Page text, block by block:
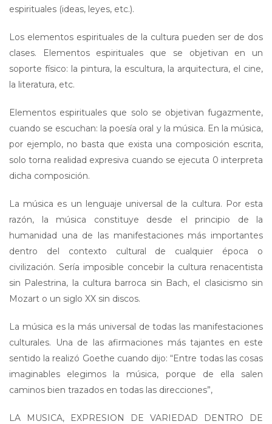
espirituales (ideas, leyes, etc.).
Los elementos espirituales de la cultura pueden ser de dos
clases. Elementos espirituales que se objetivan en un
soporte físico: la pintura, la escultura, la arquitectura, el cine,
la literatura, etc.
Elementos espirituales que solo se objetivan fugazmente,
cuando se escuchan: la poesía oral y la música. En la música,
por ejemplo, no basta que exista una composición escrita,
solo torna realidad expresiva cuando se ejecuta 0 interpreta
dicha composición.
La música es un lenguaje universal de la cultura. Por esta
razón, la música constituye desde el principio de la
humanidad una de las manifestaciones más importantes
dentro del contexto cultural de cualquier época o
civilización. Sería imposible concebir la cultura renacentista
sin Palestrina, la cultura barroca sin Bach, el clasicismo sin
Mozart o un siglo XX sin discos.
La música es la más universal de todas las manifestaciones
culturales. Una de las afirmaciones más tajantes en este
sentido la realizó Goethe cuando dijo: “Entre todas las cosas
imaginables elegimos la música, porque de ella salen
caminos bien trazados en todas las direcciones”,
LA MUSICA, EXPRESION DE VARIEDAD DENTRO DE